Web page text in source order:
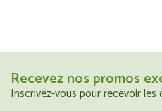
Recevez nos promos
Inscrivez-vous pour recevoir